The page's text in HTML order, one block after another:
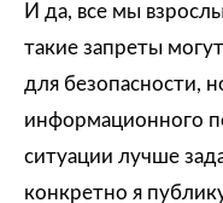
И да, все мы
такие запреты
для безопасности,
информационного
ситуации лучше
конкретно я